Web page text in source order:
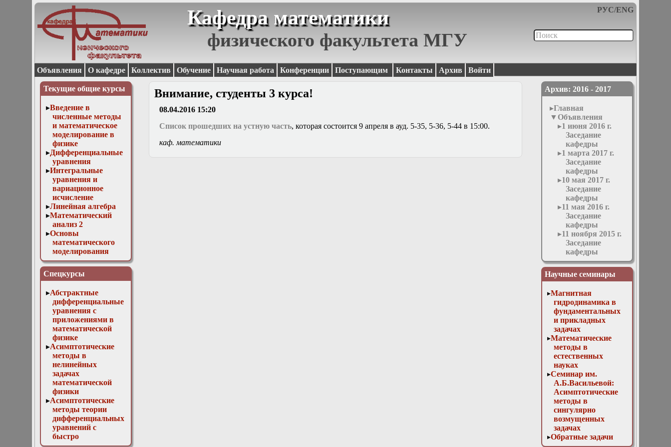
РУС/ENG
Кафедра математики
физического факультета МГУ
Объявления О кафедре Коллектив Обучение Научная работа Конференции Поступающим Контакты Архив Войти
Текущие общие курсы
Введение в
численные методы
и математическое
моделирование в
физике
Дифференциальные
уравнения
Интегральные
уравнения и
вариационное
исчисление
Линейная алгебра
Математический
анализ 2
Основы
математического
моделирования
Численные методы
в физике
Спецкурсы
Абстрактные
дифференциальные
уравнения с
приложениями в
математической
физике
Асимптотические
методы в
нелинейных
задачах
математической
физики
Асимптотические
методы теории
дифференциальных
уравнений с
быстро
осциллирующими
Архив: 2016 - 2017
Главная
Объявления
1 июня 2016 г.
Заседание
кафедры
1 марта 2017 г.
Заседание
кафедры
10 мая 2017 г.
Заседание
кафедры
11 мая 2016 г.
Заседание
кафедры
11 ноября 2015 г.
Заседание
кафедры
12 апреля 2017 г.
Заседание
кафедры
Заседание
кафедры
14 декабря 2016
г. Отчет
аспирантов и
заседание
методической
комиссии
15 марта 2017 г.
Заседание
кафедры
15 февраля 2017
г. Заседание
кафедры
16 декабря 2015
г. Заседание
кафедры
Научные семинары
Магнитная
гидродинамика в
фундаментальных
и прикладных
задачах
Математические
методы в
естественных
науках
Семинар им.
А.Б.Васильевой:
Асимптотические
методы в
сингулярно
возмущенных
задачах
Обратные задачи
Внимание, студенты 3 курса!
08.04.2016 15:20
Список прошедших на устную часть, которая состоится 9 апреля в ауд. 5-35, 5-36, 5-44 в 15:00.
каф. математики